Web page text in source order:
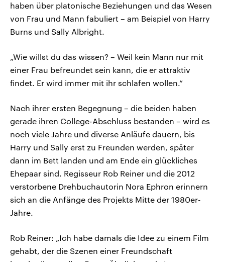
haben über platonische Beziehungen und das Wesen
von Frau und Mann fabuliert – am Beispiel von Harry
Burns und Sally Albright.
„Wie willst du das wissen? – Weil kein Mann nur mit
einer Frau befreundet sein kann, die er attraktiv
findet. Er wird immer mit ihr schlafen wollen.“
Nach ihrer ersten Begegnung – die beiden haben
gerade ihren College-Abschluss bestanden – wird es
noch viele Jahre und diverse Anläufe dauern, bis
Harry und Sally erst zu Freunden werden, später
dann im Bett landen und am Ende ein glückliches
Ehepaar sind. Regisseur Rob Reiner und die 2012
verstorbene Drehbuchautorin Nora Ephron erinnern
sich an die Anfänge des Projekts Mitte der 1980er-
Jahre.
Rob Reiner: „Ich habe damals die Idee zu einem Film
gehabt, der die Szenen einer Freundschaft